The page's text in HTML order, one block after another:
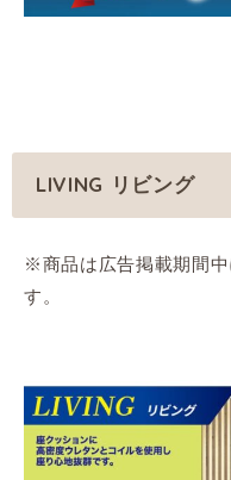
LIVING リビング
※商品は広告掲載期間
す。